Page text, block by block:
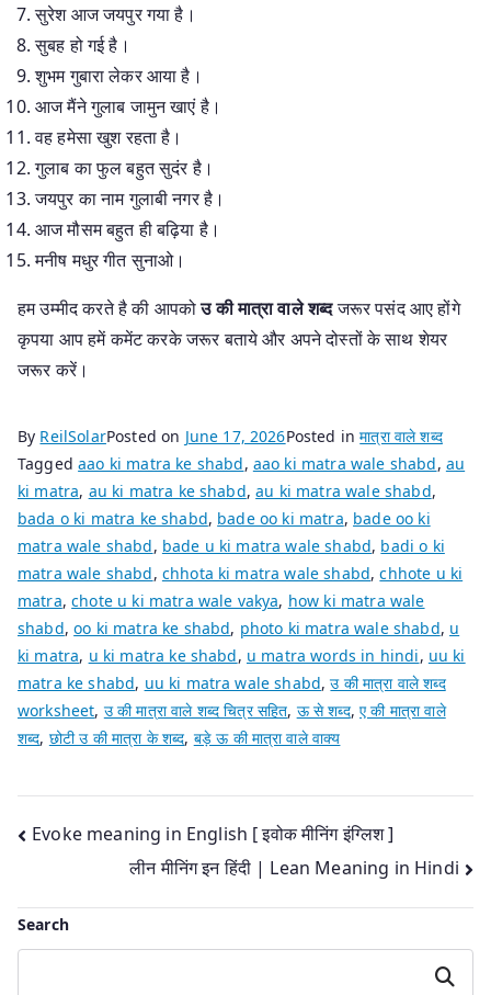
सुरेश आज जयपुर गया है।
सुबह हो गई है।
शुभम गुबारा लेकर आया है।
आज मैंने गुलाब जामुन खाएं है।
वह हमेसा खुश रहता है।
गुलाब का फुल बहुत सुदंर है।
जयपुर का नाम गुलाबी नगर है।
आज मौसम बहुत ही बढ़िया है।
मनीष मधुर गीत सुनाओ।
हम उम्मीद करते है की आपकोउ की मात्रा वाले शब्दजरूर पसंद आए होंगे
कृपया आप हमें कमेंट करके जरूर बताये और अपने दोस्तों के साथ शेयर
जरूर करें।
By ReilSolarPosted on June 17, 2026Posted inमात्रा वाले शब्द
Taggedaao ki matra ke shabd, aao ki matra wale shabd, au
ki matra, au ki matra ke shabd,au ki matra wale shabd,
bada o ki matra ke shabd, bade oo ki matra, bade oo ki
matra wale shabd, bade u ki matra wale shabd, badi o ki
matra wale shabd, chhota ki matra wale shabd,chhote u ki
matra,chote u ki matra wale vakya, how ki matra wale
shabd,oo ki matra ke shabd, photo ki matra wale shabd, u
ki matra, u ki matra ke shabd, u matra words in hindi, uu ki
matra ke shabd, uu ki matra wale shabd,उ की मात्रा वाले शब्द
worksheet, उ की मात्रा वाले शब्द चित्र सहित, ऊ से शब्द,ए की मात्रा वाले
शब्द, छोटी उ की मात्रा के शब्द, बड़े ऊ की मात्रा वाले वाक्य
Post
navigation
Evoke meaning in English [ इवोक मीनिंग इंग्लिश ]
लीन मीनिंग इन हिंदी | Lean Meaning in Hindi
Search
Search